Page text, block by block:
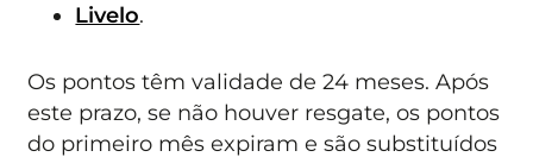
Livelo.
Os pontos têm validade de 24 meses. Após
este prazo, se não houver resgate, os pontos
do primeiro mês expiram e são substituídos